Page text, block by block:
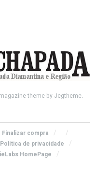
theme by Jegtheme.
Finalizar compra
Política de privacidade
HomePage